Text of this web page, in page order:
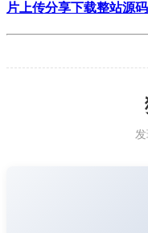
片上传分享下载整站源码